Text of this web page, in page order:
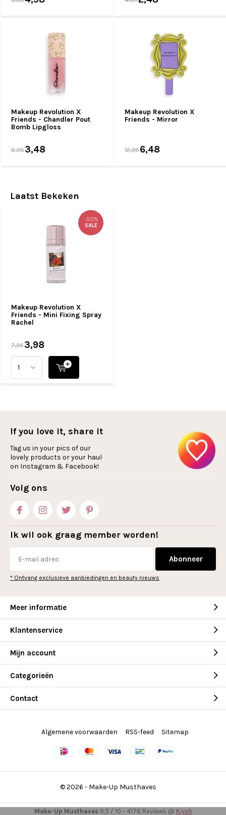
Makeup Revolution X
Friends - Chandler Pout
Bomb Lipgloss
6,953,48
Makeup Revolution X
Friends - Mirror
12,956,48
Laatst Bekeken
Makeup Revolution X
Friends - Mini Fixing Spray
Rachel
-50%
SALE
7,953,98
If you love it, share it
Tag us in your pics of our
lovely products or your haul
on Instagram & Facebook!
Volg ons
Ik wil ook graag member worden!
Abonneer
* Ontvang exclusieve aanbiedingen en beauty nieuws
Meer informatie
Klantenservice
Mijn account
Categorieën
Contact
© 2026 - Make-Up Musthaves
Algemene voorwaarden RSS-feed Sitemap
Make-Up Musthaves9,5 / 10 - 4176 Reviews @ Kiyoh